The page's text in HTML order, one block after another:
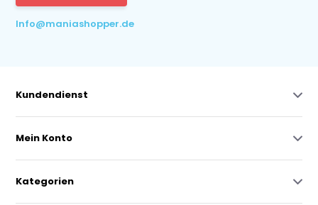
Info@maniashopper.de
Kundendienst
Mein Konto
Kategorien